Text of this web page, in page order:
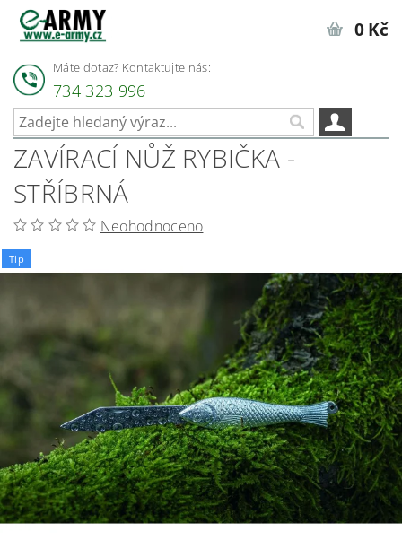
Máte dotaz? Kontaktujte nás:
734 323 996
0 Kč
ZAVÍRACÍ NŮŽ RYBIČKA -
STŘÍBRNÁ
Neohodnoceno
Tip